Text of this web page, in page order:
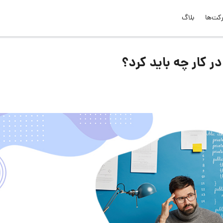
بلاگ
کار چه باید کرد؟